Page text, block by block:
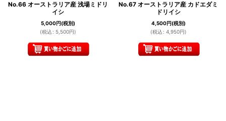
No.66 オーストラリア産 浅場ミドリ
イシ
5,000円(税別)
(税込 : 5,500円)
No.67 オーストラリア産 カドエダミ
ドリイシ
4,500円(税別)
(税込 : 4,950円)